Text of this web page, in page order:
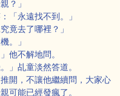
？」
「永遠找不到。」
竟去了哪裡？」
。」
他不解地問。
」乩童淡然答道。
開，不讓他繼續問，大家心
可能已經發瘋了。